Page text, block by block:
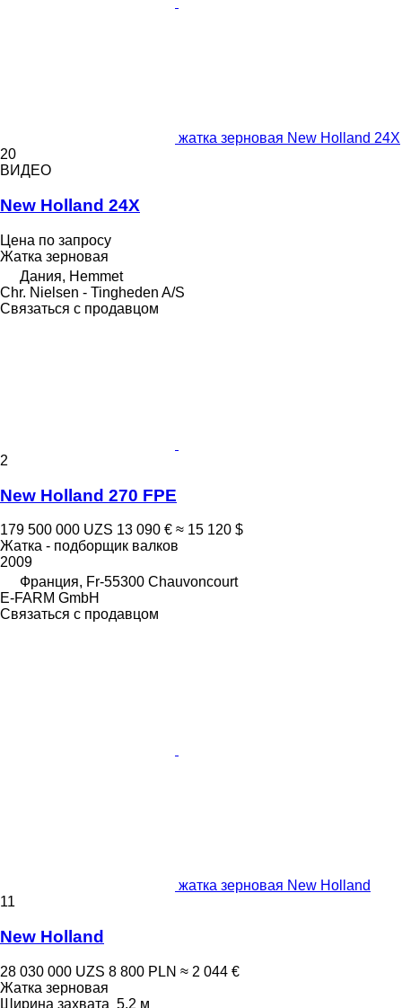
жатка зерновая New Holland 24X
20
ВИДЕО
New Holland 24X
Цена по запросу
Жатка зерновая
Дания, Hemmet
Chr. Nielsen - Tingheden A/S
Связаться с продавцом
2
New Holland 270 FPE
179 500 000 UZS 13 090 € ≈ 15 120 $
Жатка - подборщик валков
2009
Франция, Fr-55300 Chauvoncourt
E-FARM GmbH
Связаться с продавцом
жатка зерновая New Holland
11
New Holland
28 030 000 UZS 8 800 PLN ≈ 2 044 €
Жатка зерновая
Ширина захвата 5,2 м